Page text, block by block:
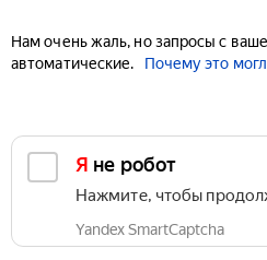
Нам очень жаль, но запросы с
автоматические.
Почему это
Я не робот
Нажмите, чтобы
Yandex SmartCaptcha